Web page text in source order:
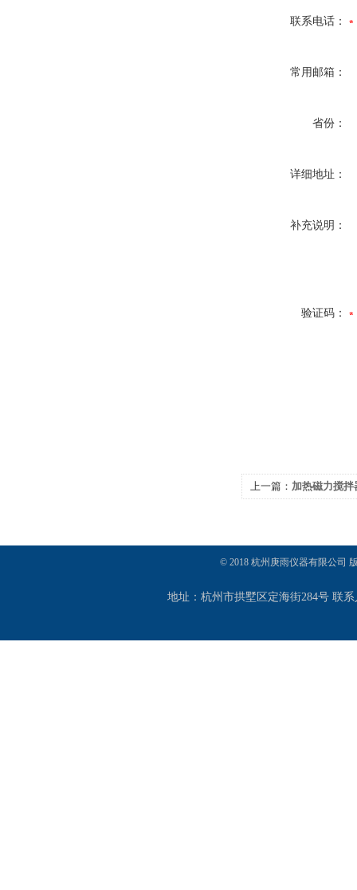
联系电话：
常用邮箱：
省份：
详细地址：
补充说明：
验证码：
上一篇： 加热磁力搅拌
© 2018 杭州庚雨仪器有限公司
地址：杭州市拱墅区定海街284号 联